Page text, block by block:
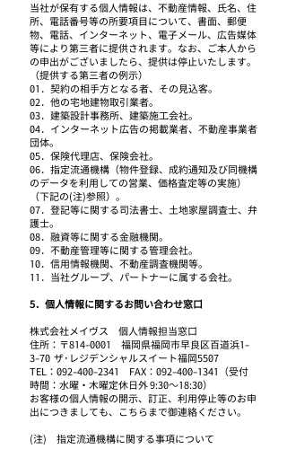
当社が保有する個人情報は、不動産情報、氏名、住
所、電話番号等の所要項目について、書面、郵便
物、電話、インターネット、電子メール、広告媒体
等により第三者に提供されます。なお、ご本人から
の申出がございましたら、提供は停止いたします。
（提供する第三者の例示）
01．契約の相手方となる者、その見込客。
02．他の宅地建物取引業者。
03．建築設計事務所、建築施工会社。
04．インターネット広告の掲載業者、不動産事業者
団体。
05．保険代理店、保険会社。
06．指定流通機構（物件登録、成約通知及び同機構
のデータを利用しての営業、価格査定等の実施）
（下記の(注)参照）。
07．登記等に関する司法書士、土地家屋調査士、弁
護士。
08．融資等に関する金融機関。
09．不動産管理等に関する管理会社。
10．信用情報機関、不動産調査機関等。
11．当社グループ、パートナーに属する会社。
5．個人情報に関するお問い合わせ窓口
株式会社メイヴス 個人情報担当窓口
住所：〒814-0001 福岡県福岡市早良区百道浜1-
3-70 ザ･レジデンシャルスイート福岡5507
TEL：092-400-2341 FAX：092-400-1341（受付
時間：水曜・木曜定休日外 9:30～18:30）
お客様の個人情報の開示、訂正、利用停止等のお申
出につきましても、こちらまで御連絡ください。
(注) 指定流通機構に関する事項について